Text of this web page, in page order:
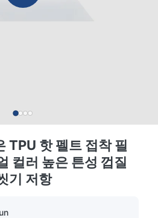
TPU 핫 펠트 접착 필
컬러 높은 튼성 껍질
기 저항